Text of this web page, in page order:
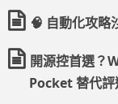
🧠 自動化攻略
開源控首選？
Pocket 替代評